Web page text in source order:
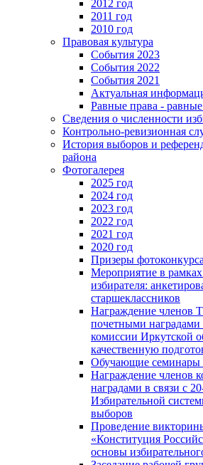
2012 год
2011 год
2010 год
Правовая культура
События 2023
События 2022
События 2021
Актуальная
Равные права -
Сведения о численности
Контрольно-ревизионная
История выборов и
района
Фотогалерея
2025 год
2024 год
2023 год
2022 год
2021 год
2020 год
Призеры фотоконкурса
Мероприятие в
избирателя:
старшеклассников
Награждение
почетными наградами
комиссии Иркутской
качественную
Обучающие
Награждение членов
наградами в связи с
Избирательной
выборов
Проведение
«Конституция
основы